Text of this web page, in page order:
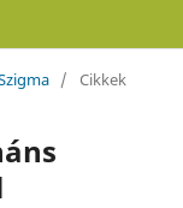
/ Cikkek